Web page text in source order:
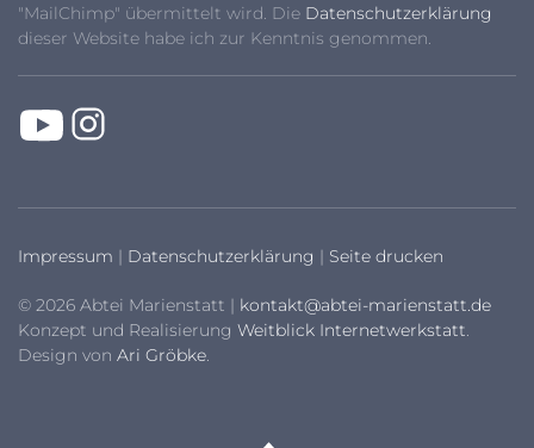
"MailChimp" übermittelt wird. Die Datenschutzerklärung
dieser Website habe ich zur Kenntnis genommen.
Impressum | Datenschutzerklärung | Seite drucken
© 2026 Abtei Marienstatt | kontakt@abtei-marienstatt.de
Konzept und Realisierung Weitblick Internetwerkstatt.
Design von Ari Gröbke.